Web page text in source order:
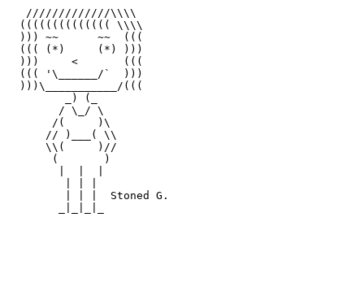
   /////////////\\\\
  (((((((((((((( \\\\
  ))) ~~      ~~  (((
  ((( (*)     (*) )))
  )))     <       (((
  ((( '\______/`  )))
  )))\___________/(((
         _) (_
        / \_/ \
       /(     )\
      // )___( \\
      \\(     )//
       (       )
         | | |  Stoned G.